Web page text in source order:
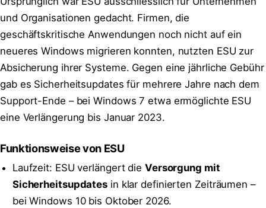
und Organisationen gedacht. Firmen, die
geschäftskritische Anwendungen noch nicht auf ein
neueres Windows migrieren konnten, nutzten ESU zur
Absicherung ihrer Systeme. Gegen eine jährliche Gebühr
gab es Sicherheitsupdates für mehrere Jahre nach dem
Support-Ende – bei Windows 7 etwa ermöglichte ESU
eine Verlängerung bis Januar 2023.
Funktionsweise von ESU
Laufzeit: ESU verlängert die Versorgung mit
Sicherheitsupdates in klar definierten Zeiträumen –
bei Windows 10 bis Oktober 2026.